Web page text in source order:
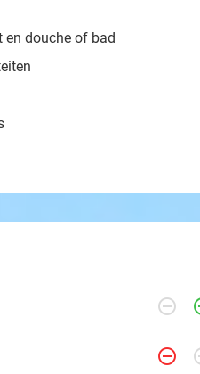
en douche of bad
remove_circle_outline
remove_circle_outline